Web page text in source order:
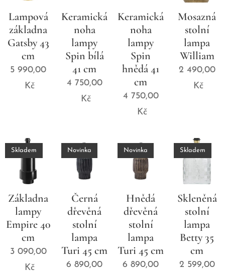
Lampová
základna
Gatsby 43
cm
5 990,00
Kč
Keramická
noha
lampy
Spin bílá
41 cm
4 750,00
Kč
Keramická
noha
lampy
Spin
hnědá 41
cm
4 750,00
Kč
Mosazná
stolní
lampa
William
2 490,00
Kč
Základna
lampy
Empire 40
cm
Skladem
3 090,00
Kč
Černá
dřevěná
stolní
lampa
Turi 45 cm
Novinka
6 890,00
Hnědá
dřevěná
stolní
lampa
Turi 45 cm
Novinka
6 890,00
Skleněná
stolní
lampa
Betty 35
cm
Skladem
2 599,00